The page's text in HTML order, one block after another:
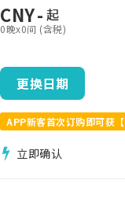
CNY- 起
0晚x0间 (含税)
更换日期
APP新客首次订购即可获
立即确认